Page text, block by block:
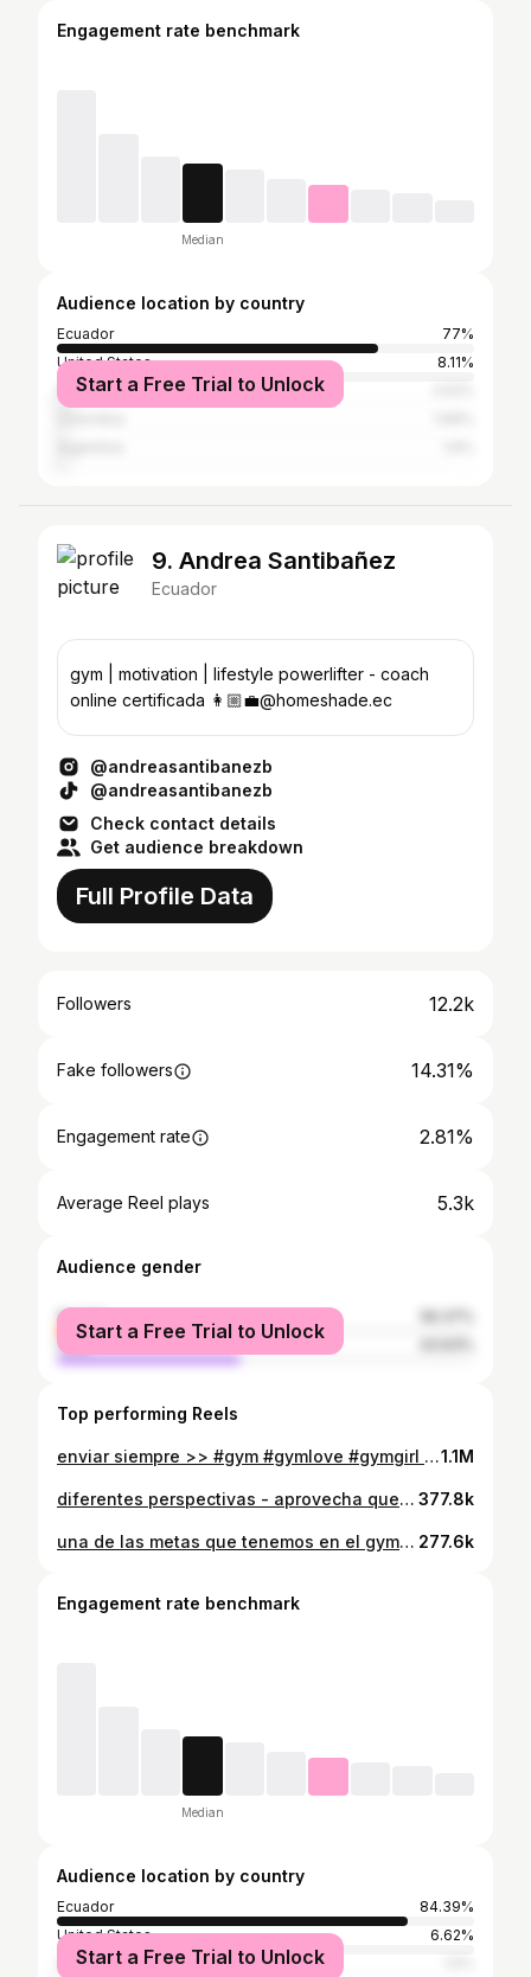
Engagement rate benchmark
Median
Audience location by country
Ecuador
77%
United States
8.11%
Spain
Start a Free Trial to Unlock
9. Andrea Santibañez
Ecuador
gym | motivation | lifestyle powerlifter - coach
online certificada 👩🏼‍💼@homeshade.ec
@andreasantibanezb
@andreasantibanezb
Check contact details
Get audience breakdown
Full Profile Data
Followers 12.2k
Fake followers 14.31%
Engagement rate 2.81%
Average Reel plays 5.3k
Audience gender
female
male
Start a Free Trial to Unlock
Top performing Reels
enviar siempre >> #gym #gymlove #gymgirl #fitness1.1M
diferentes perspectivas - aprovecha que tienes la oportunidad de mover el cuerpo y diferenciemos la pereza del cansancio. #gymmotivation #motivational #motivation #gymgirl #gymlife #workout #fitnessmotivation #gymflow 377.8k
una de las metas que tenemos en el gym es sacar esas dominadas ❤️‍🔥 y amo porque es uno de mis ejercicios favoritos. Ten paciencia, toma tiempo, pero sobre todo PRÁCTICA. te dejo algunos ejercicios que puedes incluir en tus días de gym para ir fortaleciendo y dominando, además aprovecha mucho los días de jalones (espalda) para complementar y seguir generando fuerza. #pullups #pullup #gym #gymmotivation #gymlife #gymgirl #gymtips #backday #dominadas 277.6k
Engagement rate benchmark
Median
Audience location by country
Ecuador
84.39%
United States
6.62%
Spain
Start a Free Trial to Unlock